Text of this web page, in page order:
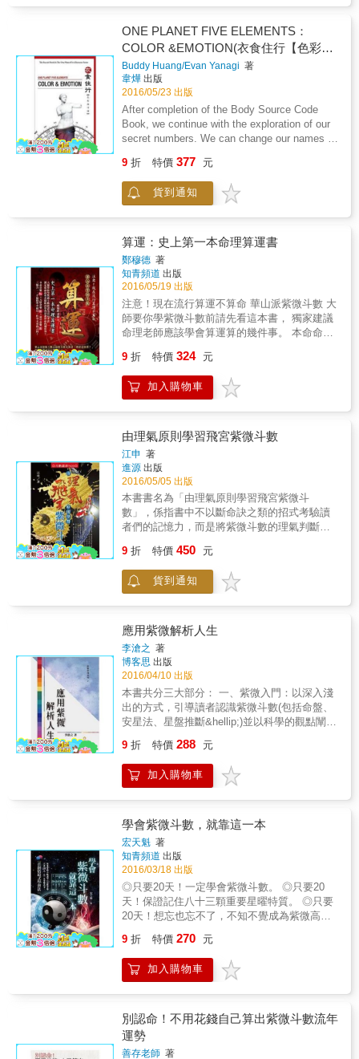
紫微，讓讀者透過先進的行動軟體來學習和掌
的每一面。這次增訂版增加了十顆重點星，補
充說明這十顆星對我們生活的影響。
仍以《黃帝內經‧素問》做為本書的依據經典，
書中尚佐以《易經卦象》以及《奇門遁甲》的
時空方位學，做為輔助性的說明，以求更全面
性。
ONE PLANET FIVE ELEMENTS：
COLOR &EMOTION(衣食住行【色彩與
情緒】英文版)
Buddy Huang/Evan Yanagi 著
韋燁 出版
2016/05/23 出版
After completion of the Body Source Code
Book, we continue with the exploration of our
secret numbers. We can change our names at
The numbers derived from our birthdays are
just like genetic codes, which record the
innate and acquired characteristics of our
understand our actual needs and answers
some basic questions: What type of person
are we? What is our personality? What are our
ways of doing things? What do we need? We
can find answers to all these questions from
our birth information. They also help us to
understand ourselves as well as the people
around us. After all, the life journey of
individuals can be very different. We need to
of the numbers 0 to 9. This is the foundation
for all kinds of computation. There are no good
or bad numbers. They possess the dual
called Yin and Yang attributes of the Five
Elements. The world is made up of
contradictions, and numbers are no exception.
Once again, we have classified the Fourteen
Primary Stars in Zeus Sensor to represent
different design styles, types, and materials of
fashion, thus creating the product design
to figure out the elemental energies that they
require. It skillfully uses colors and numbers
to merge with modern life and fashion trends.
Shu , we have explored the interrelationslip
etween our personal elemental colors and their
impact on pur personal emotion. In order to
easily manag this relationship, we have
created the simple concept of a personal ID.
The personal ID does not represent citizens of
a country, but they are rather the number
codes that derive precisely from the year,
moutn , day , hour and minute of our births ,
latitude of the birth place , as well as the solar
time. There are a total of nine numbers.
Through these nine number, we can balance
the five elemental enegfies to make us
complete. The same IDs are attached to all
produdts. Therefore, you can buy the products
that match your elemental requirements. The
109TM app helps you match the Yin and Yang
attributes of the Five Elements, and shop from
our 109TM online shopping platform.
9 折 特價 377 元
貨到通知
算運：史上第一本命理算運書
鄭穆德 著
知青頻道 出版
2016/05/19 出版
注意！現在流行算運不算命 華山派紫微斗數 大
師要你學紫微斗數前請先看這本書， 獨家建議
命理老師應該學會算運算的幾件事。 本命命盤
盤合一，才能精準掌握每一件事未來的吉凶 &
華山派紫微斗數大師教你算命算運 應該這樣
問： 1、預測會發生什麼事？ 2、對以後有什麼
命，二是算運； 「算命」論述先天註定的現
象。 「算運」論述後天運勢的吉凶。 真正算運
的論命方式共分八種， 一是現象、二是時間、
三是吉凶、四是內容、五是影響、六是改運、
七是轉運、八是宗教。
9 折 特價 324 元
加入購物車
由理氣原則學習飛宮紫微斗數
江申 著
進源 出版
2016/05/05 出版
本書書名為「由理氣原則學習飛宮紫微斗
數」，係指書中不以斷命訣之類的招式考驗讀
者們的記憶力，而是將紫微斗數的理氣判斷法
學習理解，可使讀者在短時間內建立紫微斗數
命理學之正確觀念，從而可快速推斷一張命盤
上顯現的重要事項。而不是記了一堆招式後，
位，這有點像是坐飛機從台灣飛到日本，真正
在飛的是飛機而不是裡面的人；飛機就是宮，
人就是星，星是因宮的移動而移動，因此我們
稱為飛宮紫微斗數。但由於飛星一詞非常普
遍，在闡述中我們會兩種名詞交替使用。
9 折 特價 450 元
貨到通知
應用紫微解析人生
李滄之 著
博客思 出版
2016/04/10 出版
本書共分三大部分： 一、紫微入門：以深入淺
出的方式，引導讀者認識紫微斗數(包括命盤、
安星法、星盤推斷&hellip;)並以科學的觀點闡述
紫微應用：以實例將紫微斗數應用於剖析個
性、親子、兩性、事業、財運、健康、運勢等
人生面相，讓讀者對紫微斗數的應用有基本的
生的理念。
9 折 特價 288 元
加入購物車
學會紫微斗數，就靠這一本
宏天魁 著
知青頻道 出版
2016/03/18 出版
◎只要20天！一定學會紫微斗數。 ◎只要20
天！保證記住八十三顆重要星曜特質。 ◎只要
20天！想忘也忘不了，不知不覺成為紫微高
法。 二、首創情境式學習。 三、圖文對照，將
虛擬實的生動教學。 精彩的內容讓讀者想忘也
忘不了，輕輕鬆鬆，毫不費力。 宏天魁居士藉
活。」 紫禁城&rarr;城&rarr;五行屬土&rarr;脾胃
腸。消化系統。&hellip;&hellip; 然後述說星位
的來歷與意思。情境入了腦海，彷彿自己身在
9 折 特價 270 元
加入購物車
別認命！不用花錢自己算出紫微斗數流年
運勢
善存老師 著